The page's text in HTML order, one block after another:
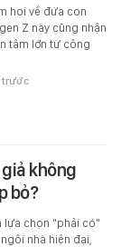
hoi về đứa con
Z này cũng nhận
tâm lớn từ công
trước
không
bỏ?
lựa chọn "phải có"
nhà hiện đại,